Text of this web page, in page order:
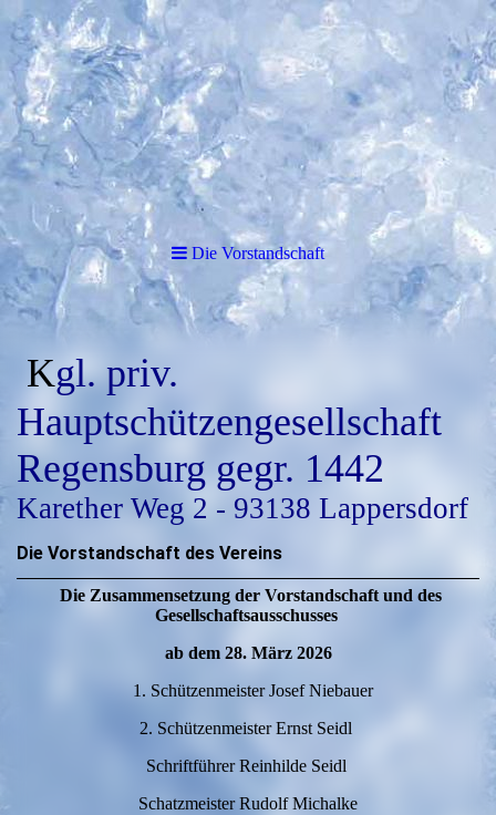
Die Vorstandschaft
Kgl. priv.
Hauptschützengesellschaft
Regensburg gegr. 1442
Karether Weg 2 - 93138 Lappersdorf
Die Vorstandschaft des Vereins
Die Zusammensetzung der Vorstandschaft und des
Gesellschaftsausschusses
ab dem 28. März 2026
1. Schützenmeister Josef Niebauer
2. Schützenmeister Ernst Seidl
Schriftführer Reinhilde Seidl
Schatzmeister Rudolf Michalke